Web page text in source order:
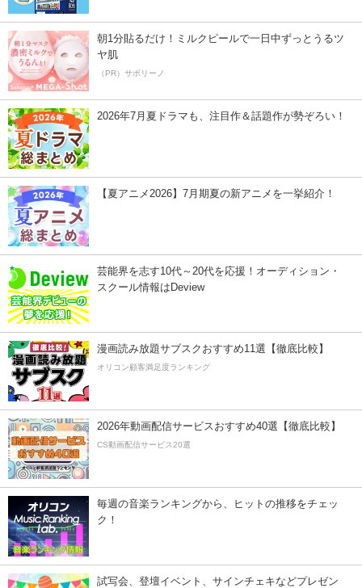
朝1分貼るだけ！ミルクピールで一日中ずっとうるツ
ヤ肌
（PR）サボリーノ
2026年7月夏ドラマも、注目作＆話題作が勢ぞろい！
【夏アニメ2026】7月期夏の新アニメを一挙紹介！
芸能界を志す10代～20代を応援！オーディション・
スクール情報はDeview
漫画読み放題サブスクおすすめ11選【徹底比較】
オリコン顧客満足度ランキング
2026年動画配信サービスおすすめ40選【徹底比較】
CS動画配信サービス20選
毎週の音楽ランキングから、ヒットの推移をチェッ
ク！
試写会、登壇イベント、サインチェキなどプレゼン